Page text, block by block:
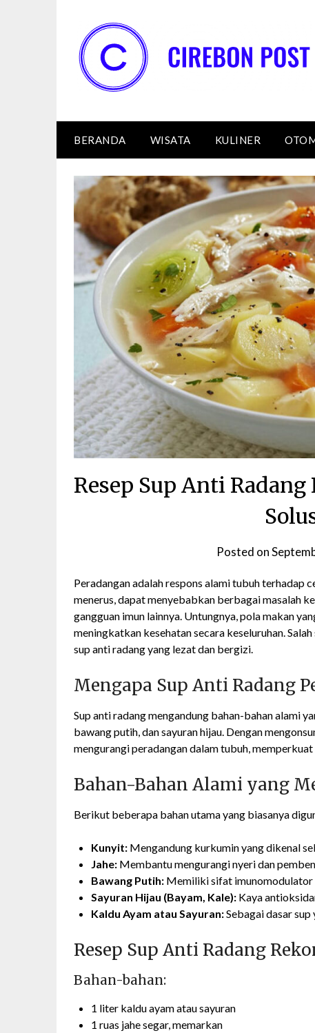
BERANDA WISATA KULINER
Resep Sup Anti
Posted on
Peradangan adalah respons alami tubuh terhadap
menerus, dapat menyebabkan berbagai masalah
gangguan imun lainnya. Untungnya, pola makan
meningkatkan kesehatan secara keseluruhan.
sup anti radang yang lezat dan bergizi.
Mengapa Sup Anti Radang
Sup anti radang mengandung bahan-bahan alami
bawang putih, dan sayuran hijau. Dengan
mengurangi peradangan dalam tubuh,
Bahan-Bahan Alami yang
Berikut beberapa bahan utama yang biasanya
Kunyit: Mengandung kurkumin yang dikenal
Jahe: Membantu mengurangi nyeri dan
Bawang Putih: Memiliki sifat imunomodulator
Sayuran Hijau (Bayam, Kale): Kaya
Kaldu Ayam atau Sayuran:Sebagai dasar sup
Resep Sup Anti Radang
Bahan-bahan:
1 liter kaldu ayam atau sayuran
1 ruas jahe segar, memarkan